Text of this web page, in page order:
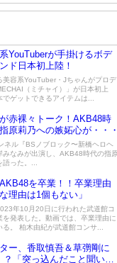
YouTuberが手掛けるボデ
ド日本初上陸！
美容系YouTuber・Jちゃんがプロデ
（ミチャイ）」が日本初上
でゲットできるアイテムは...
赤裸々トーク！AKB48時
原莉乃への嫉妬心が・・・
ネル『BSノブロック〜新橋ヘロヘ
みなみが出演し、AKB48時代の指
った。...
を卒業！！卒業理由
理由は1個もない」
年10月20日に行われた武道館コ
を発表した。動画では、卒業理由に
。 柏木由紀が武道館コンサ...
ー、香取慎吾＆草彅剛に
？「突っ込んだこと聞いて